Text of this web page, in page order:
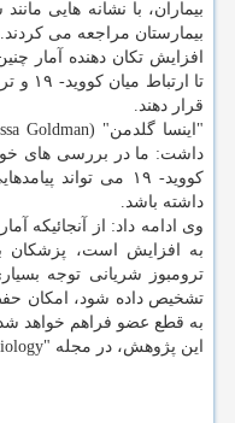
بیماران، با نشانه هایی
بیمارستان مراجعه می کردند.
افزایش تکان دهنده آمار
تا
قرار دهند.
"اینسا گلدمن" (Inessa Goldman)،
داشت: ما در بررسی های خود
کووید- ۱۹ می تواند
داشته باشد.
وی ادامه داد: از آنجائیکه آمار
ترومبوز شریانی توجه
تشخیص داده شود، امکان
به قطع عضو فراهم خواهد شد.
این پژوهش، در مجله "Radiology" به چاپ رسید.